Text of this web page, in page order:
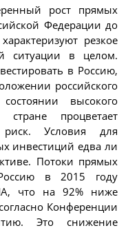
рост прямых
Федерации до
резкое
ситуации в целом.
в Россию,
российского
высокого
процветает
Условия для
инвестиций едва ли
Потоки прямых
в 2015 году
что на 92% ниже
Конференции
Это снижение